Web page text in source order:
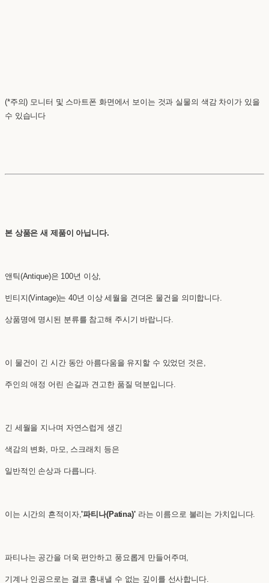
(*주의) 모니터 및 스마트폰 화면에서 보이는 것과 실물의 색감 차이가 있을
수 있습니다
본 상품은 새 제품이 아닙니다.
앤틱(Antique)은 100년 이상,
빈티지(Vintage)는 40년 이상 세월을 견뎌온 물건을 의미합니다.
상품명에 명시된 분류를 참고해 주시기 바랍니다.
이 물건이 긴 시간 동안 아름다움을 유지할 수 있었던 것은,
주인의 애정 어린 손길과 견고한 품질 덕분입니다.
긴 세월을 지나며 자연스럽게 생긴
색감의 변화, 마모, 스크래치 등은
일반적인 손상과 다릅니다.
이는 시간의 흔적이자,'파티나(Patina)'라는 이름으로 불리는 가치입니다.
파티나는 공간을 더욱 편안하고 풍요롭게 만들어주며,
기계나 인공으로는 결코 흉내낼 수 없는 깊이를 선사합니다.